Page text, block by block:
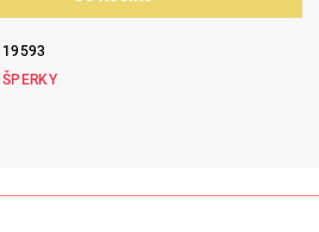
19593
ŠPERKY